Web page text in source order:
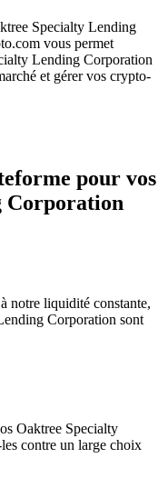
Specialty Lending
vous permet
Lending Corporation
et gérer vos crypto-
pour vos
Corporation
notre liquidité constante,
Corporation sont
Oaktree Specialty
contre un large choix